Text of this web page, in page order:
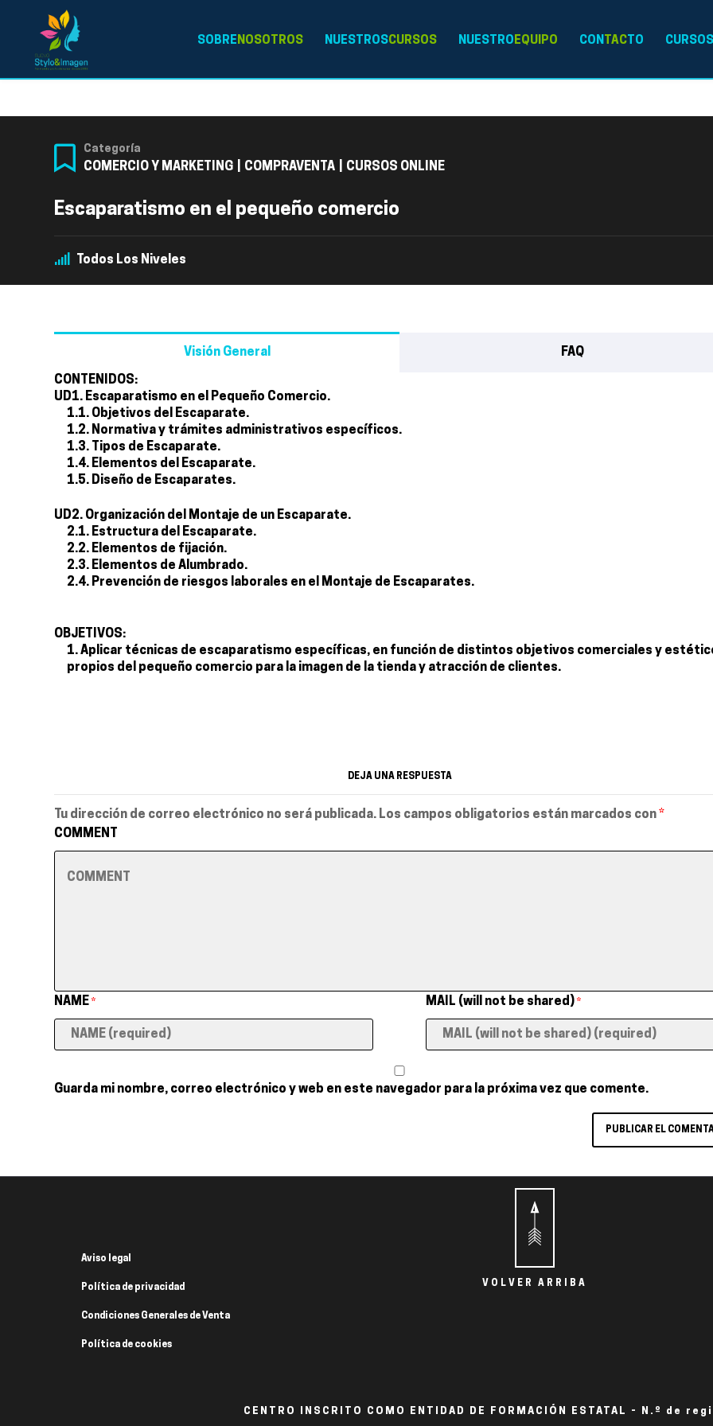
SOBRENOSOTROS NUESTROSCURSOS NUESTROEQUIPO CONTACTO CURSOS
Categoría
COMERCIO Y MARKETING COMPRAVENTA CURSOS ONLINE
Escaparatismo en el pequeño comercio
Todos Los Niveles
Visión General FAQ
CONTENIDOS:
UD1. Escaparatismo en el Pequeño Comercio.
1.1. Objetivos del Escaparate.
1.2. Normativa y trámites administrativos específicos.
1.3. Tipos de Escaparate.
1.4. Elementos del Escaparate.
1.5. Diseño de Escaparates.
UD2. Organización del Montaje de un Escaparate.
2.1. Estructura del Escaparate.
2.2. Elementos de fijación.
2.3. Elementos de Alumbrado.
2.4. Prevención de riesgos laborales en el Montaje de Escaparates.
OBJETIVOS:
Aplicar técnicas de escaparatismo específicas, en función de distintos objetivos comerciales y
propios del pequeño comercio para la imagen de la tienda y atracción de clientes.
DEJA UNA RESPUESTA
Tu dirección de correo electrónico no será publicada. Los campos obligatorios están marcados con *
COMMENT
NAME * MAIL (will not be shared) *
Guarda mi nombre, correo electrónico y web en este navegador para la próxima vez que comente.
VOLVER ARRIBA
Aviso legal
Política de privacidad
Condiciones Generales de Venta
Política de cookies
CENTRO INSCRITO COMO ENTIDAD DE FORMACIÓN ESTATAL - N.º de